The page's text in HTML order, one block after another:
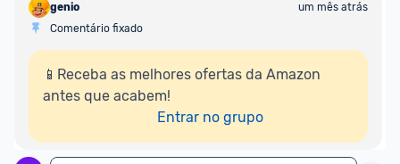
genio
um mês atrás
Comentário fixado
📱Receba as melhores ofertas da Amazon
antes que acabem!
Entrar no grupo